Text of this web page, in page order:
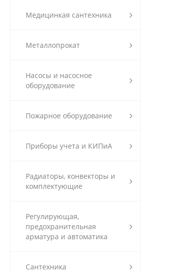
Медицинкая сантехника
Металлопрокат
Насосы и насосное
оборудование
Пожарное оборудование
Приборы учета и КИПиА
Радиаторы, конвекторы и
комплектующие
Регулирующая,
предохранительная
арматура и автоматика
Сантехника